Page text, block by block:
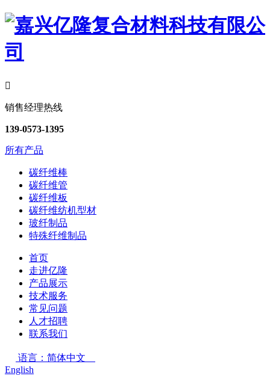

销售经理热线
139-0573-1395
所有产品
碳纤维棒
碳纤维管
碳纤维板
碳纤维纺机型材
玻纤制品
特殊纤维制品
首页
走进亿隆
产品展示
技术服务
常见问题
人才招聘
联系我们
语言：简体中文
English